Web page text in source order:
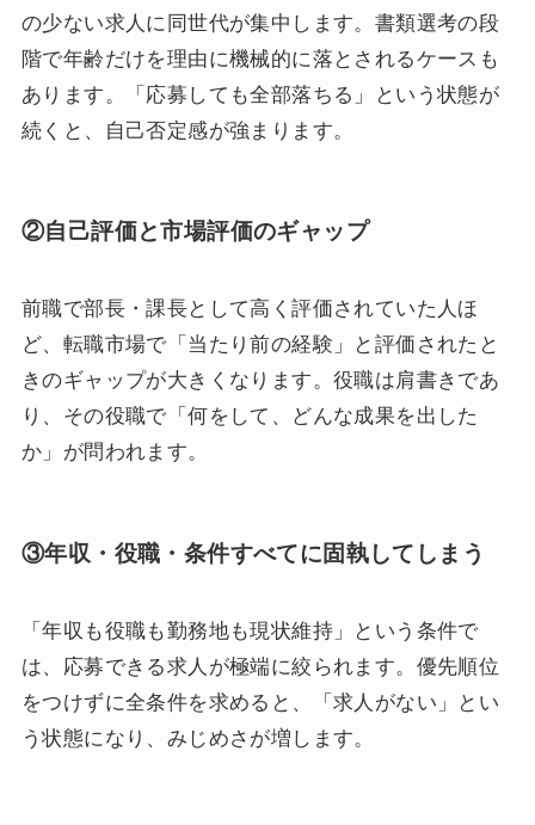
の少ない求人に同世代が集中します。書類選考の段
階で年齢だけを理由に機械的に落とされるケースも
あります。「応募しても全部落ちる」という状態が
続くと、自己否定感が強まります。
②自己評価と市場評価のギャップ
前職で部長・課長として高く評価されていた人ほ
ど、転職市場で「当たり前の経験」と評価されたと
きのギャップが大きくなります。役職は肩書きであ
り、その役職で「何をして、どんな成果を出した
か」が問われます。
③年収・役職・条件すべてに固執してしまう
「年収も役職も勤務地も現状維持」という条件で
は、応募できる求人が極端に絞られます。優先順位
をつけずに全条件を求めると、「求人がない」とい
う状態になり、みじめさが増します。